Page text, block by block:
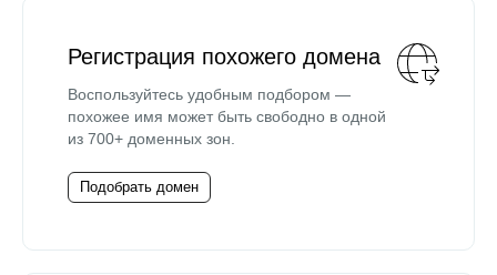
Регистрация похожего домена
Воспользуйтесь удобным подбором —
похожее имя может быть свободно в одной
из 700+ доменных зон.
Подобрать домен